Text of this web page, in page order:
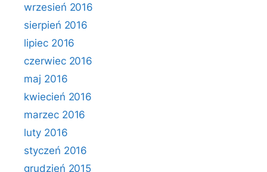
wrzesień 2016
sierpień 2016
lipiec 2016
czerwiec 2016
maj 2016
kwiecień 2016
marzec 2016
luty 2016
styczeń 2016
grudzień 2015